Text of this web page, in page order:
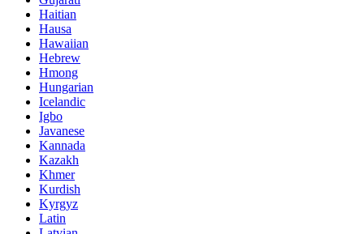
Haitian
Hausa
Hawaiian
Hebrew
Hmong
Hungarian
Icelandic
Igbo
Javanese
Kannada
Kazakh
Khmer
Kurdish
Kyrgyz
Latin